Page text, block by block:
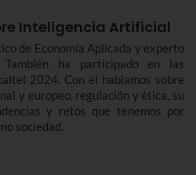
Inteligencia Artificial
de Economía Aplicada y experto
ha participado en las
2024. Con él hablamos sobre
y europeo, regulación y ética, su
y retos que tenemos por
sociedad.